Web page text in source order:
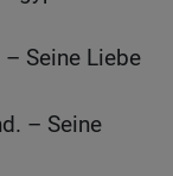
Seine Liebe
– Seine